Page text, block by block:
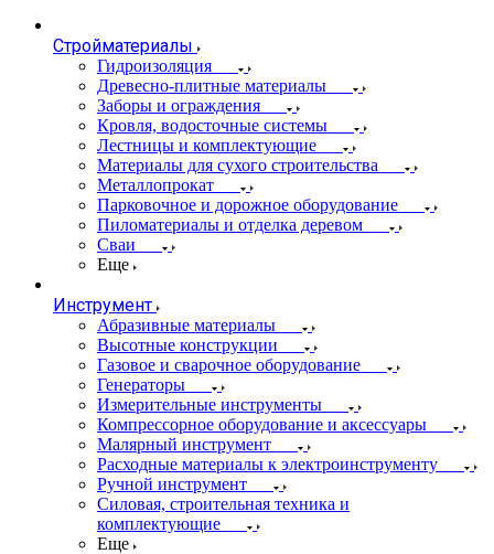
Стройматериалы
Гидроизоляция
Древесно-плитные материалы
Заборы и ограждения
Кровля, водосточные системы
Лестницы и комплектующие
Материалы для сухого строительства
Металлопрокат
Парковочное и дорожное оборудование
Пиломатериалы и отделка деревом
Сваи
Еще
Инструмент
Абразивные материалы
Высотные конструкции
Газовое и сварочное оборудование
Генераторы
Измерительные инструменты
Компрессорное оборудование и аксессуары
Малярный инструмент
Расходные материалы к электроинструменту
Ручной инструмент
Силовая, строительная техника и
комплектующие
Еще